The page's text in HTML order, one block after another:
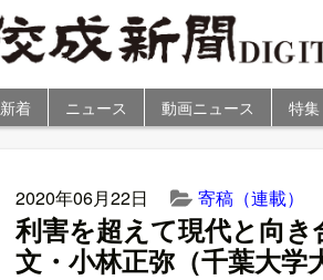
新着 ニュース 動画ニュース 特集
2020年06月22日 寄稿（連載）
利害を超えて現代と向
文・小林正弥（千葉大学